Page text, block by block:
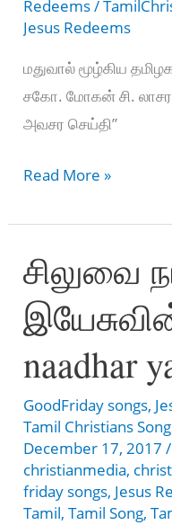
Redeems/
Jesus Redeems
மதுவால் மூழ்கிய
சகோ. மோகன் சி.
அவசர செய்தி”
மதுவால்
தமிழகத்தை
2019
தேர்தல்
மீட்க்குமா??
சகோ.மோகன்
சி.
லாசரஸ்
Read More »
சிலுவை
naadhar
GoodFriday songs,
Tamil Christians
December 17, 2017/
christianmedia,
friday songs, Jesus
Tamil,Tamil Song,